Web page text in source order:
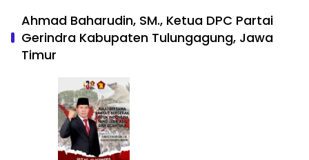
Ahmad Baharudin, SM., Ketua DPC Partai
Gerindra Kabupaten Tulungagung, Jawa
Timur